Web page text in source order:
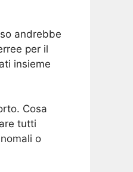
andrebbe
per il
insieme
Cosa
tutti
o